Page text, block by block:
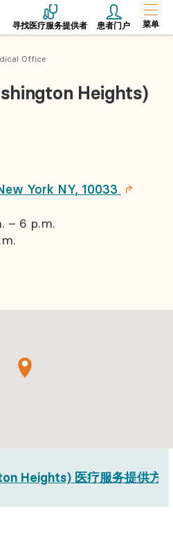
寻找医疗服务提供者 患者门户 菜单
Office
Heights)
York NY, 10033
– 6 p.m.
Heights) 医疗服务提供方